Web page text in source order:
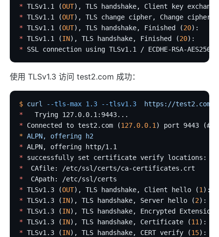
DNS
consul
consul_kv
nacos
Kubernetes
PubSub
PubSub
Apache Kafka
xRPC
redis
xRPC
路由 RadixTree
TCP/UDP 动态代理
* TLSv1.1 (OUT), TLS handshake, Client key
* TLSv1.1 (OUT), TLS change cipher, Change cipher
* TLSv1.1 (OUT), TLS handshake, Finished (20):
* TLSv1.1 (IN), TLS handshake, Finished (20):
* SSL connection using TLSv1.1 / ECDHE-RSA-AES256-
使用 TLSv1.3 访问 test2.com 成功：
$ curl --tls-max 1.3 --tlsv1.3
https://
*
   Trying 127.0.0.1:9443...
* Connected to test2.com (127.0.0.1 ) port 9443 (#0)
* ALPN, offering h2
* ALPN, offering http/1.1
* successfully set certificate verify locations:
*
  CAfile: /etc/ssl/certs/ca-certificates.crt
*
  CApath: /etc/ssl/certs
* TLSv1.3 (OUT), TLS handshake, Client hello (1 ):
* TLSv1.3 (IN), TLS handshake, Server hello (2):
* TLSv1.3 (IN), TLS handshake, Encrypted
* TLSv1.3 (IN), TLS handshake, Certificate (11 ):
* TLSv1.3 (IN), TLS handshake, CERT verify (15):